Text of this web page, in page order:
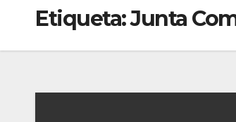
Etiqueta:Junta